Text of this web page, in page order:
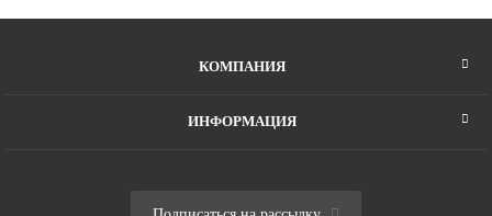
КОМПАНИЯ
ИНФОРМАЦИЯ